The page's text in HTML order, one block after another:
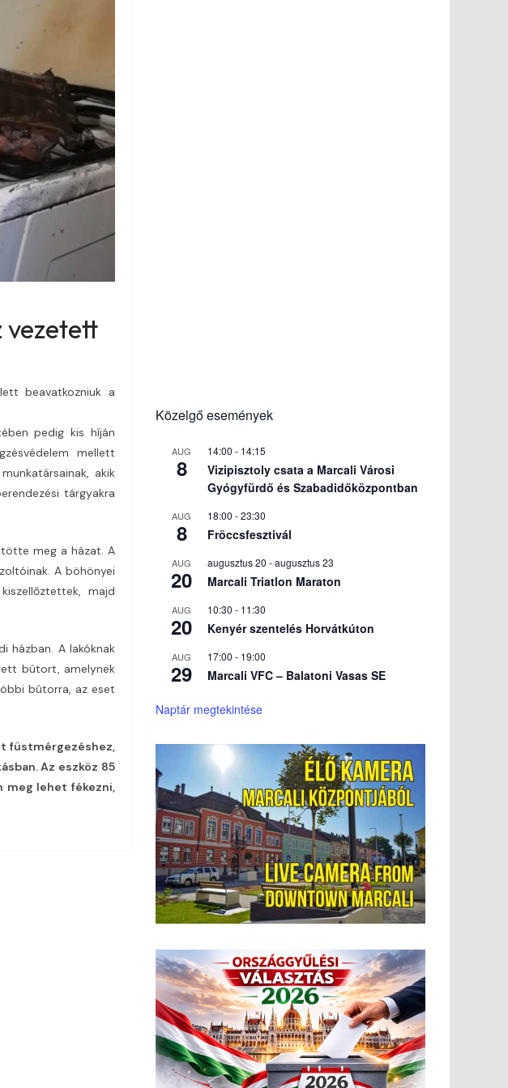
vezetett
beavatkozniuk a
pedig kis híján
mellett
akik
tárgyakra
meg a házat. A
A böhönyei
majd
házban. A lakóknak
bútort, amelynek
bútorra, az eset
füstmérgezéshez,
Az eszköz 85
meg lehet fékezni,
Közelgő események
AUG
8
14:00 - 14:15
Vizipisztoly csata a Marcali Városi
Gyógyfürdő és Szabadidőközpontban
AUG
8
18:00 -23:30
Fröccsfesztivál
AUG
20
augusztus 20 -augusztus 23
Marcali Triatlon Maraton
AUG
20
10:30 - 11:30
Kenyér szentelés Horvátkúton
AUG
29
17:00 - 19:00
Marcali VFC – Balatoni Vasas SE
Naptár megtekintése